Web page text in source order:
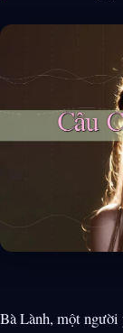
Bà Lành, một người